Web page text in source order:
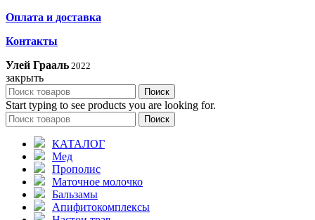
Оплата и доставка
Контакты
Улей Грааль 2022
закрыть
Поиск
Start typing to see products you are looking for.
Поиск
КАТАЛОГ
Мед
Прополис
Маточное молочко
Бальзамы
Апифитокомплексы